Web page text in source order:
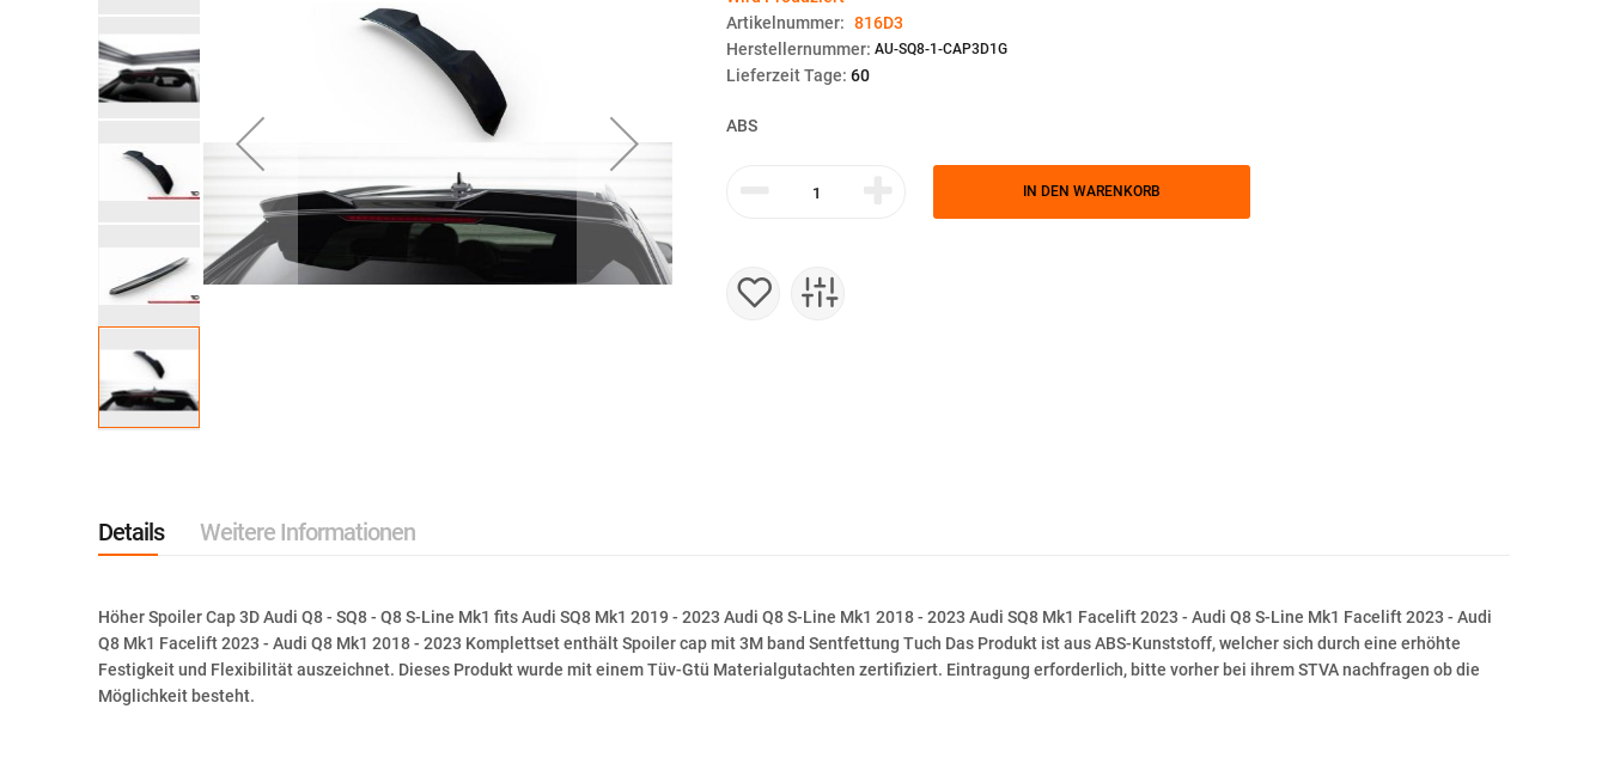
Artikelnummer: 816D3
Herstellernummer: AU-SQ8-1-CAP3D1G
Lieferzeit Tage: 60
ABS
IN DEN WARENKORB
Details
Höher Spoiler Cap 3D Audi Q8 - SQ8 - Q8 S-Line Mk1 fits Audi SQ8 Mk1 2019 - 2023 Audi Q8 S-Line Mk1 2018 - 2023 Audi SQ8 Mk1 Facelift 2023 - Audi Q8 S-Line Mk1 Facelift 2023 - Audi
Q8 Mk1 Facelift 2023 - Audi Q8 Mk1 2018 - 2023 Komplettset enthält Spoiler cap mit 3M band Sentfettung Tuch Das Produkt ist aus ABS-Kunststoff, welcher sich durch eine erhöhte
Festigkeit und Flexibilität auszeichnet. Dieses Produkt wurde mit einem Tüv-Gtü Materialgutachten zertifiziert. Eintragung erforderlich, bitte vorher bei ihrem STVA nachfragen ob die
Möglichkeit besteht.
Weitere Informationen